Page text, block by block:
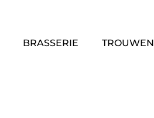
BRASSERIE TROUWEN